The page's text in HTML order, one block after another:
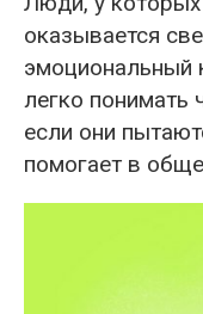
оказывается
эмоциональный
легко понимать
если они
помогает в